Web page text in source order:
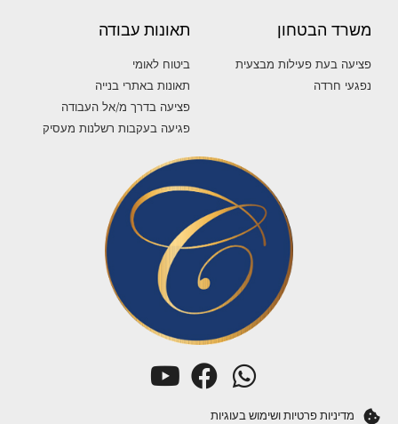
משרד הבטחון
פציעה בעת פעילות מבצעית
נפגעי חרדה
תאונות עבודה
ביטוח לאומי
תאונות באתרי בנייה
פציעה בדרך מ/אל העבודה
פגיעה בעקבות רשלנות מעסיק
מדיניות פרטיות ושימוש בעוגיות